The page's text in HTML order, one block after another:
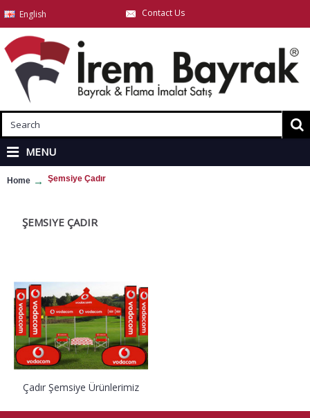
English Contact Us
MENU
Home Şemsiye Çadır
ŞEMSIYE ÇADIR
Çadır Şemsiye Ürünlerimiz